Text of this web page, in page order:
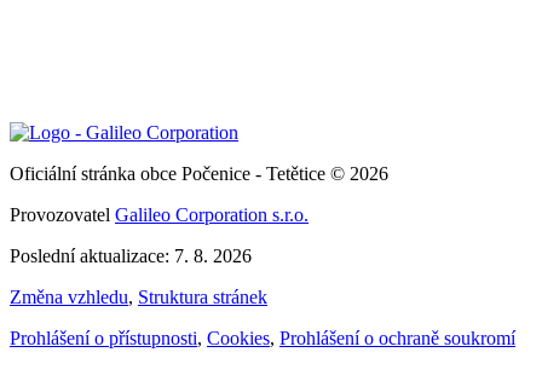
Oficiální stránka obce Počenice - Tetětice © 2026
Provozovatel Galileo Corporation s.r.o.
Poslední aktualizace: 7. 8. 2026
Změna vzhledu, Struktura stránek
Prohlášení o přístupnosti, Cookies, Prohlášení o ochraně soukromí